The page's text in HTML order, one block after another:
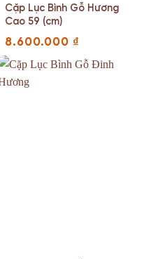
Cặp Lục Bình Gỗ Hương
Cao 59 (cm)
8.600.000 ₫